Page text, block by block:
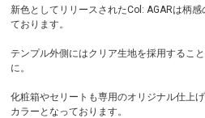
新色としてリリースされたCol: AGARは柄
ております。
テンプル外側にはクリア生地を採用するこ
に。
化粧箱やセリートも専用のオリジナル仕上
カラーとなっております。